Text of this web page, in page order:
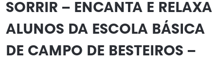
SORRIR – ENCANTA E RELAXA
ALUNOS DA ESCOLA BÁSICA
DE CAMPO DE BESTEIROS –